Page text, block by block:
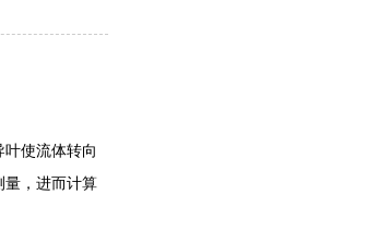
使流体转向
量，进而计算